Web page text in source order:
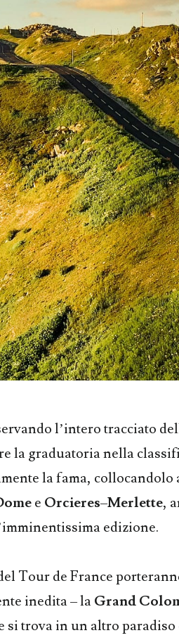
l’intero tracciato
la graduatoria nella
la fama, collocandolo
e Orcieres–Merlette,
edizione.
Tour de France
inedita – laGrand
si trova in un altro